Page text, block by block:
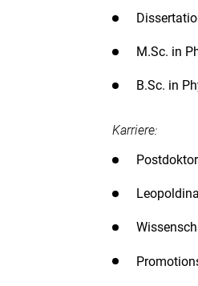
M.Sc. in
B.Sc. in
Karriere: